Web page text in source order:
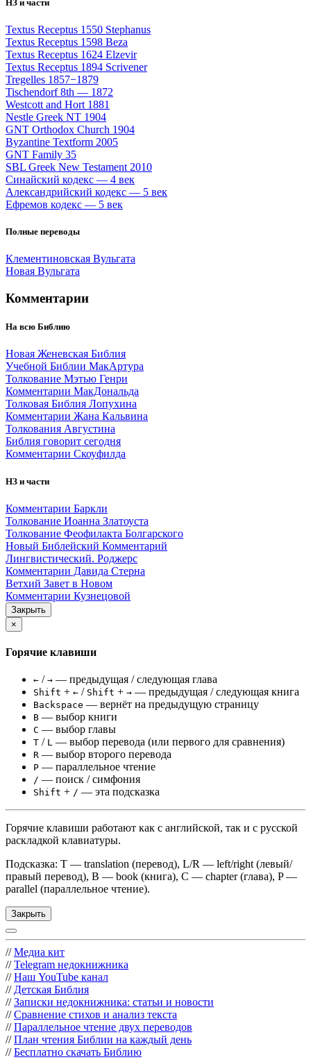
НЗ и части
Textus Receptus 1550 Stephanus
Textus Receptus 1598 Beza
Textus Receptus 1624 Elzevir
Textus Receptus 1894 Scrivener
Tregelles 1857−1879
Tischendorf 8th — 1872
Westcott and Hort 1881
Nestle Greek NT 1904
GNT Orthodox Church 1904
Byzantine Textform 2005
GNT Family 35
SBL Greek New Testament 2010
Синайский кодекс — 4 век
Александрийский кодекс — 5 век
Ефремов кодекс — 5 век
Полные переводы
Клементиновская Вульгата
Новая Вульгата
Комментарии
На всю Библию
Новая Женевская Библия
Учебной Библии МакАртура
Толкование Мэтью Генри
Комментарии МакДональда
Толковая Библия Лопухина
Комментарии Жана Кальвина
Толкования Августина
Библия говорит сегодня
Комментарии Скоуфилда
НЗ и части
Комментарии Баркли
Толкование Иоанна Златоуста
Толкование Феофилакта Болгарского
Новый Библейский Комментарий
Лингвистический. Роджерс
Комментарии Давида Стерна
Ветхий Завет в Новом
Комментарии Кузнецовой
Закрыть
×
Горячие клавиши
← / → — предыдущая / следующая глава
Shift + ← / Shift + → — предыдущая / следующая книга
Backspace — вернёт на предыдущую страницу
B — выбор книги
C — выбор главы
T / L — выбор перевода (или первого для сравнения)
R — выбор второго перевода
P — параллельное чтение
/ — поиск / симфония
Shift + / — эта подсказка
Горячие клавиши работают как с английской, так и с русской
раскладкой клавиатуры.
Подсказка: T — translation (перевод), L/R — left/right (левый/
правый перевод), B — book (книга), C — chapter (глава), P —
parallel (параллельное чтение).
Закрыть
// Медиа кит
// Telegram недокнижника
// Наш YouTube канал
// Детская Библия
// Записки недокнижника: статьи и новости
// Сравнение стихов и анализ текста
// Параллельное чтение двух переводов
// План чтения Библии на каждый день
// Бесплатно скачать Библию